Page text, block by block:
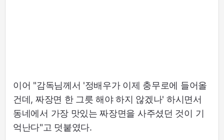
이어 "감독님께서 '정배우가 이제 충무로에 들어올
건데, 짜장면 한 그릇 해야 하지 않겠나' 하시면서
동네에서 가장 맛있는 짜장면을 사주셨던 것이 기
억난다"고 덧붙였다.